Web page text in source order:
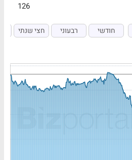
126
חודשי רבעוני חצי שנתי